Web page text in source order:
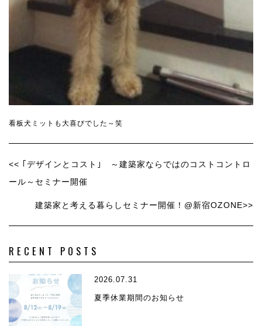
看板犬ミットも大喜びでした～笑
<< ｢デザインとコスト｣ ～建築家ならではのコストコントロ
ール～セミナー開催
建築家と考える暮らしセミナー開催！@新宿OZONE>>
RECENT POSTS
2026.07.31
夏季休業期間のお知らせ